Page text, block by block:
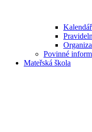
Kalendář
Povinné
Mateřská škola